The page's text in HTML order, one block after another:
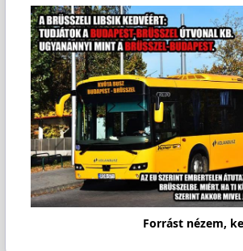
Forrást nézem,